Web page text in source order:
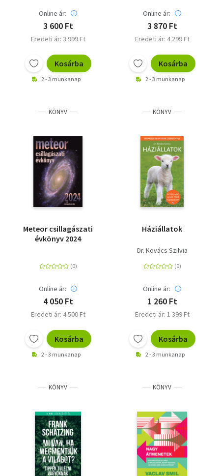
Online ár:
3 600 Ft
Eredeti ár: 3 999 Ft
Kosárba
2 - 3 munkanap
Online ár:
3 870 Ft
Eredeti ár: 4 299 Ft
Kosárba
2 - 3 munkanap
KÖNYV
Meteor csillagászati
évkönyv 2024
Online ár:
4 050 Ft
Eredeti ár: 4 500 Ft
Kosárba
2 - 3 munkanap
KÖNYV
Háziállatok
Dr. Kovács Szilvia
Online ár:
1 260 Ft
Eredeti ár: 1 399 Ft
Kosárba
2 - 3 munkanap
KÖNYV KÖNYV